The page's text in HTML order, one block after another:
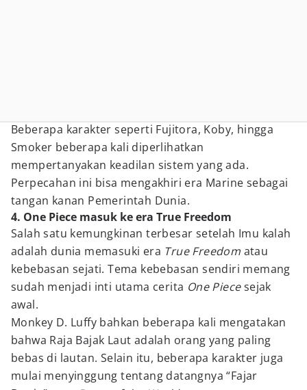
Beberapa karakter seperti Fujitora, Koby, hingga
Smoker beberapa kali diperlihatkan
mempertanyakan keadilan sistem yang ada.
Perpecahan ini bisa mengakhiri era Marine sebagai
tangan kanan Pemerintah Dunia.
4. One Piece masuk ke era True Freedom
Salah satu kemungkinan terbesar setelah Imu kalah
adalah dunia memasuki era True Freedom atau
kebebasan sejati. Tema kebebasan sendiri memang
sudah menjadi inti utama cerita One Piecesejak
awal.
Monkey D. Luffy bahkan beberapa kali mengatakan
bahwa Raja Bajak Laut adalah orang yang paling
bebas di lautan. Selain itu, beberapa karakter juga
mulai menyinggung tentang datangnya “Fajar